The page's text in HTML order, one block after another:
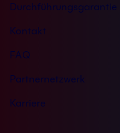
Durchführungsgarantie
Kontakt
FAQ
Partnernetzwerk
Karriere